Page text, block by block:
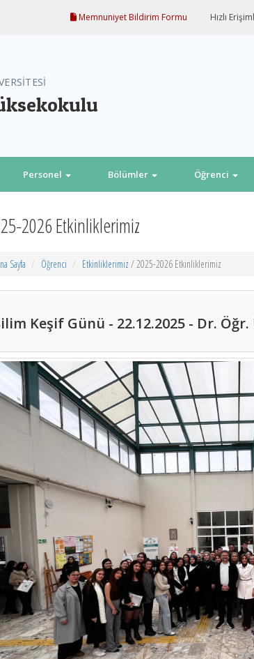
Memnuniyet Bildirim Formu Hızlı
Personel Bölümler Öğrenci
2026 Etkinliklerimiz
Sayfa Öğrenci Etkinliklerimiz / 2025-2026 Etkinliklerimiz
Keşif Günü - 22.12.2025 - Dr.